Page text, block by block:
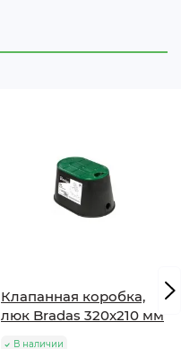
Клапанная коробка,
люк Bradas 320x210 мм
В наличии